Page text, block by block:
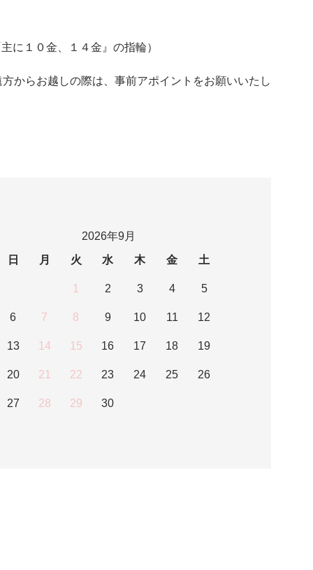
に１０金、１４金』の指輪）
らお越しの際は、事前アポイントをお願いいたし
2026年9月
日
月 火 水 木 金 土
1 2 3 4 5
6 7 8 9 10 11 12
13 14 15 16 17 18 19
20 21 22 23 24 25 26
27 28 29 30